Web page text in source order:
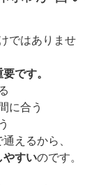
ではありませ
です。
に合う
えるから、
やすいのです。